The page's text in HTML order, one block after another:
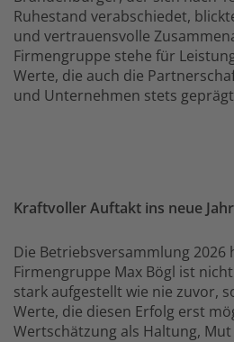
Ruhestand verabschiedet,
und vertrauensvolle
Firmengruppe stehe für
Werte, die auch die
und Unternehmen stets
Kraftvoller Auftakt ins neue Jahr
Die Betriebsversammlung 2026
Firmengruppe Max Bögl ist
stark aufgestellt wie nie zuvor,
Werte, die diesen Erfolg erst
Wertschätzung als Haltung,